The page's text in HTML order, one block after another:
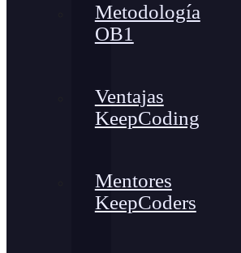
Metodología
OB1
Ventajas
KeepCoding
Mentores
KeepCoders